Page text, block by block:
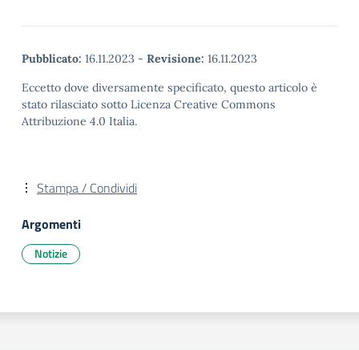
Pubblicato: 16.11.2023 - Revisione: 16.11.2023
Eccetto dove diversamente specificato, questo articolo è
stato rilasciato sotto Licenza Creative Commons
Attribuzione 4.0 Italia.
Stampa / Condividi
Argomenti
Notizie